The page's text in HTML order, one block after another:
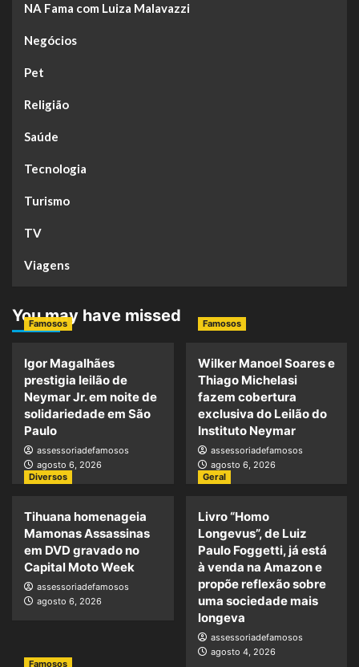
NA Fama com Luiza Malavazzi
Negócios
Pet
Religião
Saúde
Tecnologia
Turismo
TV
Viagens
You may have missed
Famosos
Igor Magalhães
prestigia leilão de
Neymar Jr. em noite de
solidariedade em São
Paulo
assessoriadefamosos
agosto 6, 2026
Famosos
Wilker Manoel Soares e
Thiago Michelasi
fazem cobertura
exclusiva do Leilão do
Instituto Neymar
assessoriadefamosos
agosto 6, 2026
Diversos
Tihuana homenageia
Mamonas Assassinas
em DVD gravado no
Capital Moto Week
assessoriadefamosos
agosto 6, 2026
Geral
Livro “Homo
Longevus”, de Luiz
Paulo Foggetti, já está
à venda na Amazon e
propõe reflexão sobre
uma sociedade mais
longeva
assessoriadefamosos
agosto 4, 2026
Famosos